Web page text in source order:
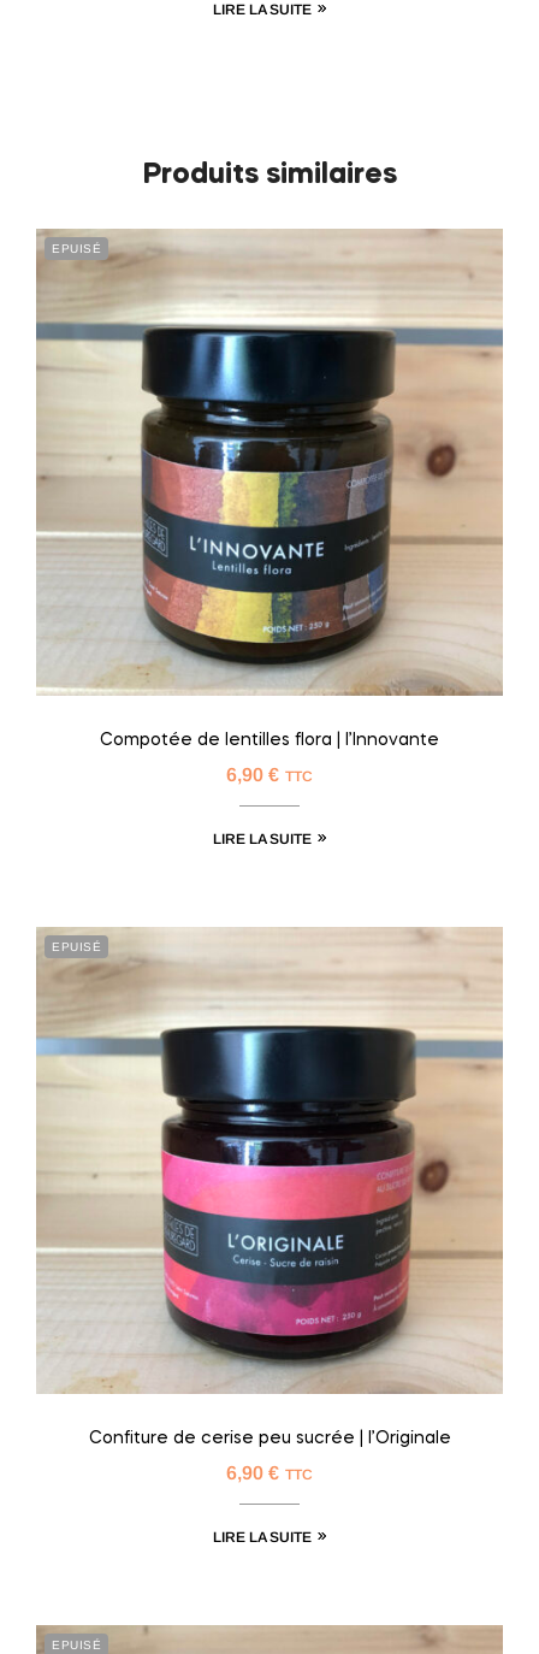
LIRE LA SUITE
Produits similaires
EPUISÉ
Compotée de lentilles flora | l’Innovante
6,90 € TTC
LIRE LA SUITE
EPUISÉ
Confiture de cerise peu sucrée | l’Originale
6,90 € TTC
LIRE LA SUITE
EPUISÉ